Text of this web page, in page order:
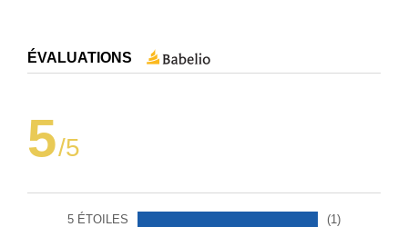
ÉVALUATIONS
5
/5
5 ÉTOILES
(1)